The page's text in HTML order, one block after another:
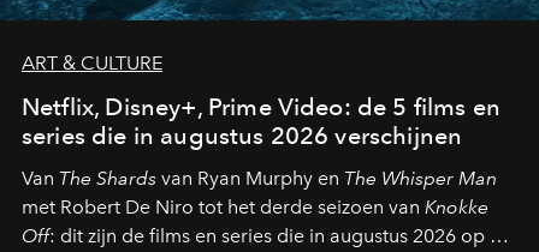
ART & CULTURE
Netflix, Disney+, Prime Video: de 5 films en
series die in augustus 2026 verschijnen
Van The Shards van Ryan Murphy en The Whisper Man
met Robert De Niro tot het derde seizoen van Knokke
Off: dit zijn de films en series die in augustus 2026 op de